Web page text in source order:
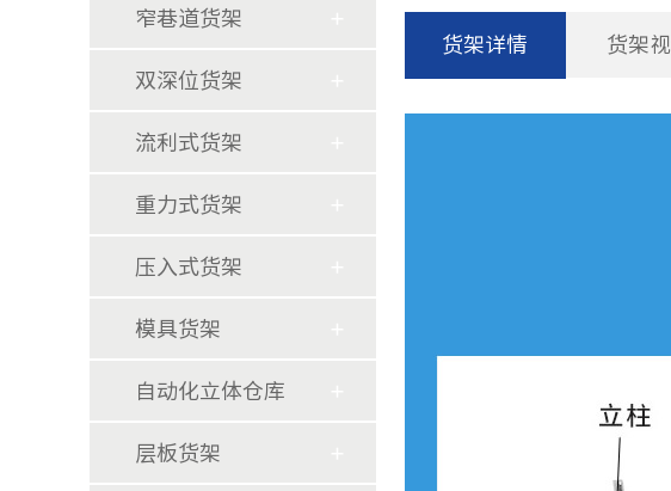
窄巷道货架
双深位货架
流利式货架
重力式货架
压入式货架
模具货架
自动化立体仓库
层板货架
货架详情 货架